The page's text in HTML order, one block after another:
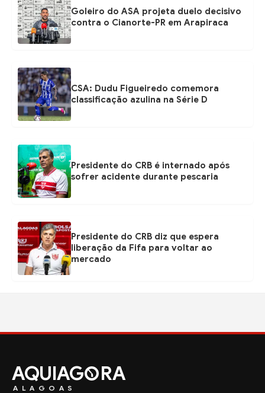
Goleiro do ASA projeta duelo decisivo
contra o Cianorte-PR em Arapiraca
CSA: Dudu Figueiredo comemora
classificação azulina na Série D
Presidente do CRB é internado após
sofrer acidente durante pescaria
Presidente do CRB diz que espera
liberação da Fifa para voltar ao
mercado
AQUIAG RA
ALAGOAS